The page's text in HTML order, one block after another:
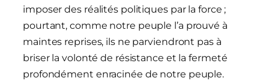
imposer des réalités politiques par la force ;
pourtant, comme notre peuple l’a prouvé à
maintes reprises, ils ne parviendront pas à
briser la volonté de résistance et la fermeté
profondément enracinée de notre peuple.